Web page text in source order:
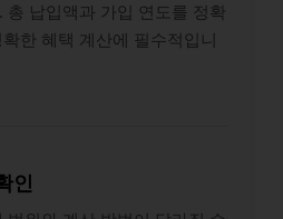
총 납입액과 가입 연도를 정확
한 혜택 계산에 필수적입니
인